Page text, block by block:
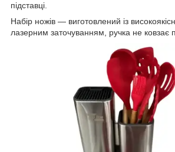
підставці.
Набір ножів — виготовлений із
лазерним заточуванням, ручка не ковзає